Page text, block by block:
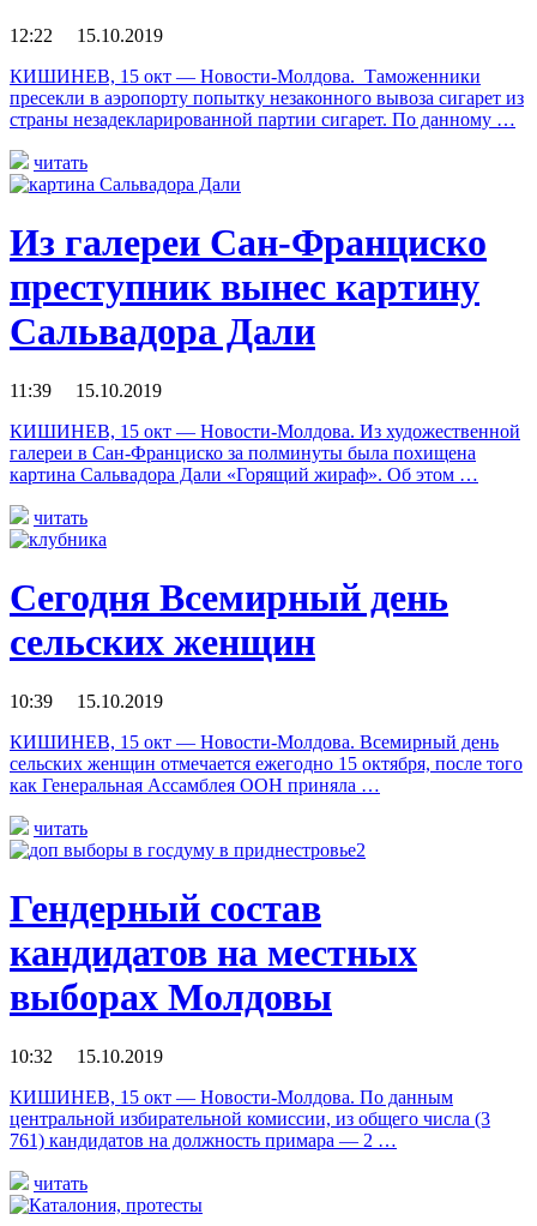
12:22 15.10.2019
КИШИНЕВ, 15 окт — Новости-Молдова. Таможенники
пресекли в аэропорту попытку незаконного вывоза сигарет из
страны незадекларированной партии сигарет. По данному …
читать
Из галереи Сан-Франциско
преступник вынес картину
Сальвадора Дали
11:39 15.10.2019
КИШИНЕВ, 15 окт — Новости-Молдова. Из художественной
галереи в Сан-Франциско за полминуты была похищена
картина Сальвадора Дали «Горящий жираф». Об этом …
читать
Сегодня Всемирный день
сельских женщин
10:39 15.10.2019
КИШИНЕВ, 15 окт — Новости-Молдова. Всемирный день
сельских женщин отмечается ежегодно 15 октября, после того
как Генеральная Ассамблея ООН приняла …
читать
Гендерный состав
кандидатов на местных
выборах Молдовы
10:32 15.10.2019
КИШИНЕВ, 15 окт — Новости-Молдова. По данным
центральной избирательной комиссии, из общего числа (3
761) кандидатов на должность примара — 2 …
читать